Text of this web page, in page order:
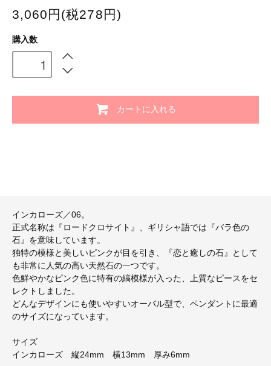
3,060円(税278円)
購入数
カートに入れる
インカローズ／06。
正式名称は『ロードクロサイト』、ギリシャ語では『バラ色の
石』を意味しています。
独特の模様と美しいピンクが目を引き、『恋と癒しの石』として
も非常に人気の高い天然石の一つです。
色鮮やかなピンク色に特有の縞模様が入った、上質なピースをセ
レクトしました。
どんなデザインにも使いやすいオーバル型で、ペンダントに最適
のサイズになっています。
サイズ
インカローズ 縦24mm 横13mm 厚み6mm